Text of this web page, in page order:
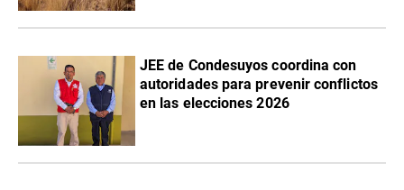
JEE de Condesuyos coordina con
autoridades para prevenir conflictos
en las elecciones 2026